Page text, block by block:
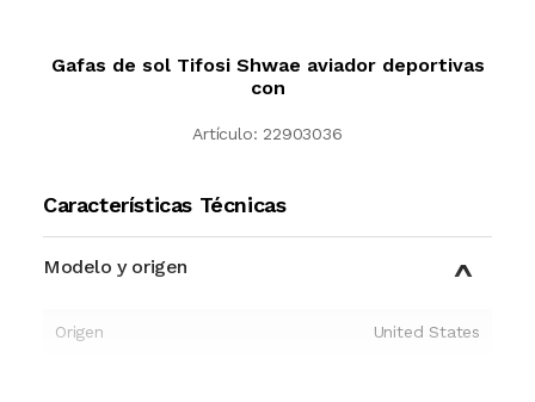
Gafas de sol Tifosi Shwae aviador deportivas
con
Artículo: 22903036
Características Técnicas
Modelo y origen
Origen United States